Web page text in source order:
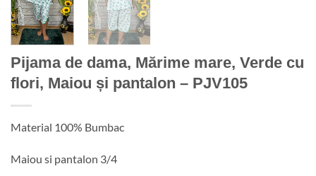
Pijama de dama, Mărime mare, Verde cu
flori, Maiou și pantalon – PJV105
Material 100% Bumbac
Maiou si pantalon 3/4